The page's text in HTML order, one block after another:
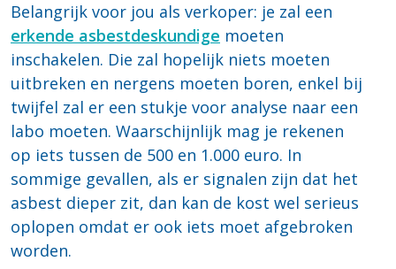
Belangrijk voor jou als verkoper: je zal een
erkende asbestdeskundige moeten
inschakelen. Die zal hopelijk niets moeten
uitbreken en nergens moeten boren, enkel bij
twijfel zal er een stukje voor analyse naar een
labo moeten. Waarschijnlijk mag je rekenen
op iets tussen de 500 en 1.000 euro. In
sommige gevallen, als er signalen zijn dat het
asbest dieper zit, dan kan de kost wel serieus
oplopen omdat er ook iets moet afgebroken
worden.